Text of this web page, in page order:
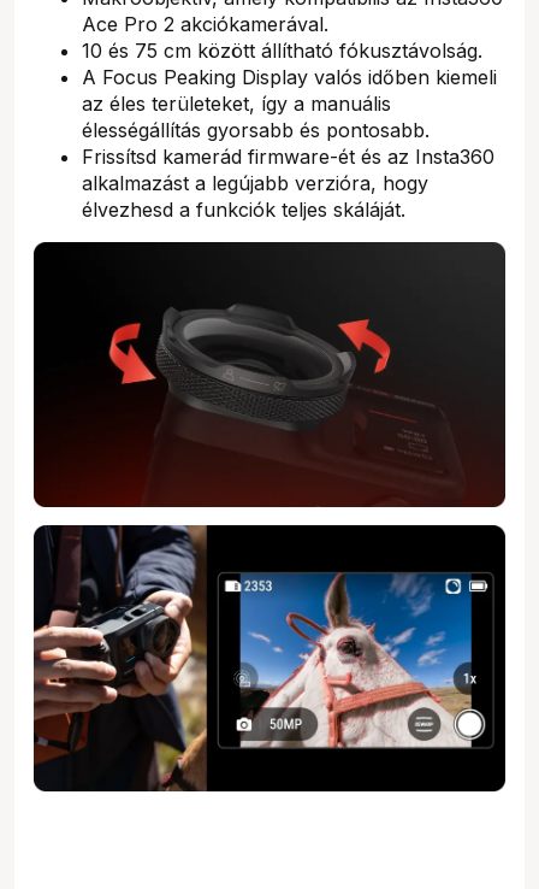
Ace Pro 2 akciókamerával.
10 és 75 cm között állítható fókusztávolság.
A Focus Peaking Display valós időben kiemeli
az éles területeket, így a manuális
élességállítás gyorsabb és pontosabb.
Frissítsd kamerád firmware-ét és az Insta360
alkalmazást a legújabb verzióra, hogy
élvezhesd a funkciók teljes skáláját.